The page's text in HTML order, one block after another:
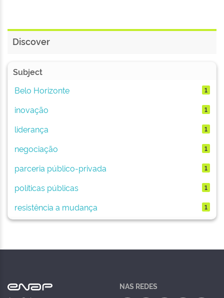
Discover
Subject
Belo Horizonte
1
inovação 1
liderança 1
negociação 1
parceria público-privada 1
políticas públicas 1
resistência a mudança 1
NAS REDES